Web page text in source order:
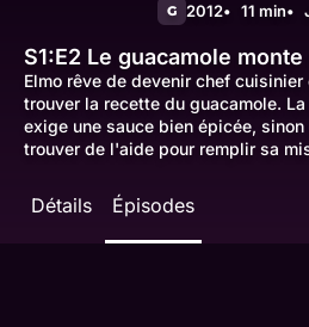
G 2012 11 min
S1:E2 Le guacamole
Elmo rêve de devenir chef
trouver la recette du guacamole.
exige une sauce bien épicée,
trouver de l'aide pour remplir sa
Détails Épisodes